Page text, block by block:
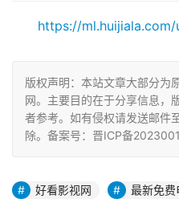
https://ml.huijiala.com/
版权声明：本站文章大部分为
网。主要目的在于分享信息，
者参考。如有侵权请发送邮件
除。备案号：晋ICP备
好看影视网 最新免费